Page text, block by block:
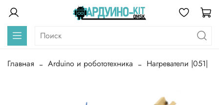
Главная Arduino и робототехника Нагреватели |051|